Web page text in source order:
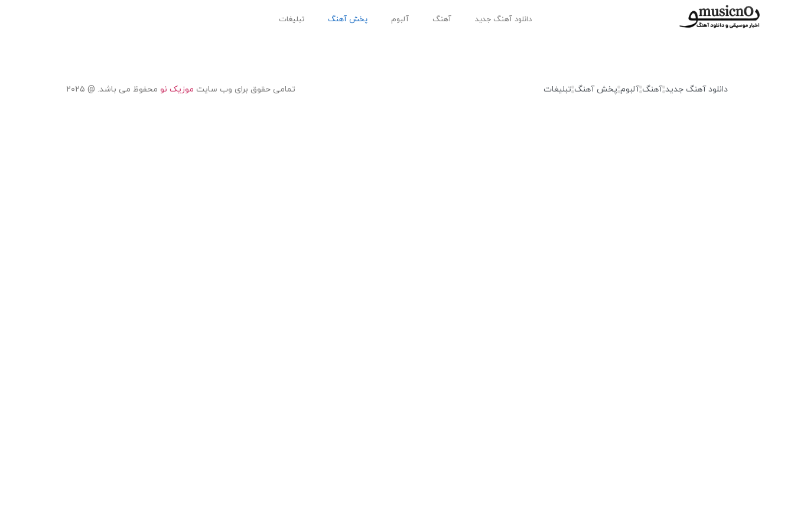
دانلود آهنگ جدید آهنگ آلبوم پخش آهنگ تبلیغات
دانلود آهنگ جدید آهنگ آلبوم پخش آهنگ تبلیغات تمامی حقوق برای وب سایت موزیک نو محفوظ می باشد. @ ۲۰۲۵